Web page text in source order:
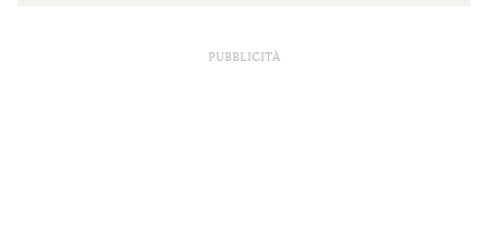
PUBBLICITÀ